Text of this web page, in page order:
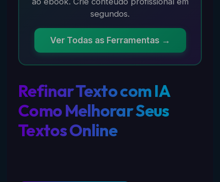
segundos.
Ver Todas as Ferramentas →
Refinar Texto com IA
Como Melhorar Seus
Textos Online